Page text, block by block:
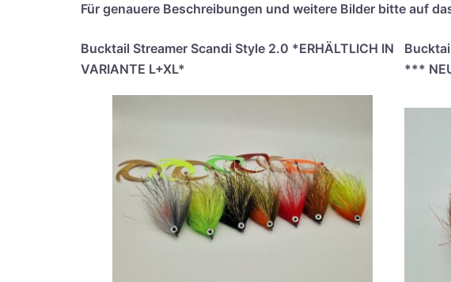
Für genaue­re Beschrei­bun­gen und wei­te­re Bil­der bit­te auf
Buck­tail Strea­mer Scan­di Style 2.0 *ERHÄLTLICH IN
VARIANTE L+XL*
***